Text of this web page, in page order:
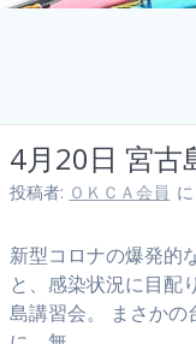
4月20日 宮古
投稿者: ＯＫＣＡ会員 に
新型コロナの爆発的
と、感染状況に目配
島講習会。 まさか